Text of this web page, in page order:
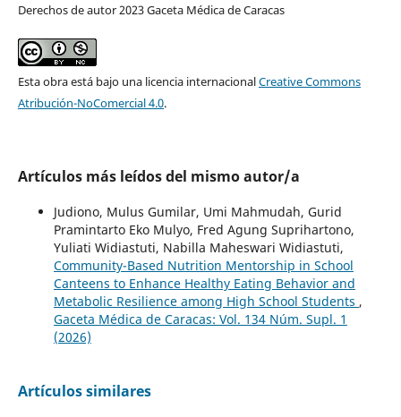
Derechos de autor 2023 Gaceta Médica de Caracas
Esta obra está bajo una licencia internacionalCreative Commons
Atribución-NoComercial 4.0.
Artículos más leídos del mismo autor/a
Judiono, Mulus Gumilar, Umi Mahmudah, Gurid
Pramintarto Eko Mulyo, Fred Agung Suprihartono,
Yuliati Widiastuti, Nabilla Maheswari Widiastuti,
Community-Based Nutrition Mentorship in School
Canteens to Enhance Healthy Eating Behavior and
Metabolic Resilience among High School Students ,
Gaceta Médica de Caracas: Vol. 134 Núm. Supl. 1
(2026)
Artículos similares